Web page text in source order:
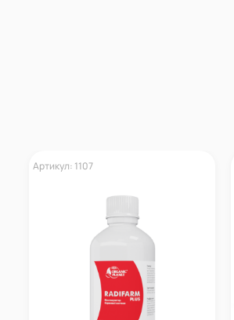
Артикул: 1107